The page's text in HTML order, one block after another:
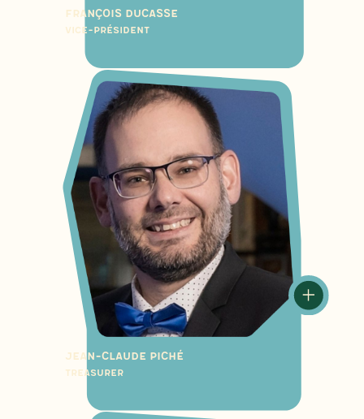
François Ducasse
Vice-président
Jean-Claude Piché
Treasurer